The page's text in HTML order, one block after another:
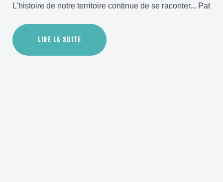
L'histoire de notre territoire continue de se raconter...
LIRE LA SUITE